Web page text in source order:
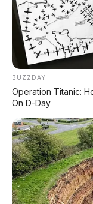
✨ PROMO SPESIAL
Kredit Bunga 1,2%
Tanpa biaya administrasi
✅ Cukup modal KTP doang!
ARSIP
Portal media
terbaru seputar
BUZZDAY
Operation Titanic:
On D-Day